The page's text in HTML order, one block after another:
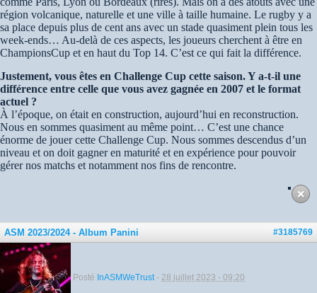
région volcanique, naturelle et une ville à taille humaine. Le rugby y a
sa place depuis plus de cent ans avec un stade quasiment plein tous les
week-ends… Au-delà de ces aspects, les joueurs cherchent à être en
ChampionsCup et en haut du Top 14. C’est ce qui fait la différence.
Justement, vous êtes en Challenge Cup cette saison. Y a-t-il une
différence entre celle que vous avez gagnée en 2007 et le format
actuel ?
À l’époque, on était en construction, aujourd’hui en reconstruction.
Nous en sommes quasiment au même point… C’est une chance
énorme de jouer cette Challenge Cup. Nous sommes descendus d’un
niveau et on doit gagner en maturité et en expérience pour pouvoir
gérer nos matchs et notamment nos fins de rencontre.
#3185769
ASM 2023/2024 - Album Panini
Posté InASMWeTrust - 28 juillet 2023 - 09:20